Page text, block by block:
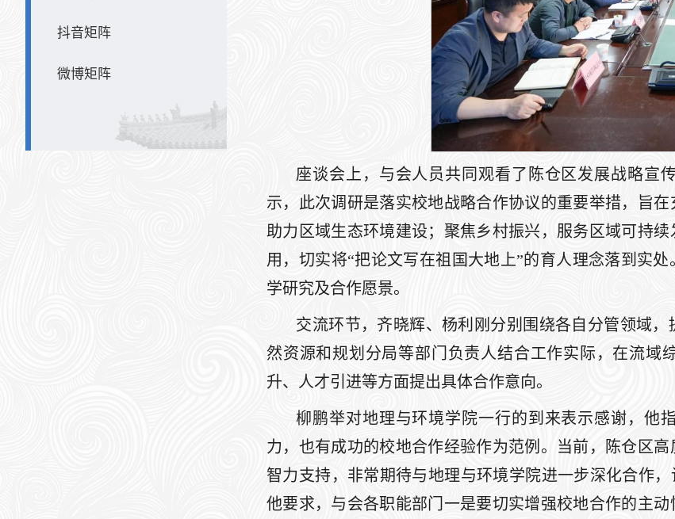
抖音矩阵
微博矩阵
座谈会上，与会人员共同观看了陈仓区发展战略宣
示，此次调研是落实校地战略合作协议的重要举措，旨
助力区域生态环境建设；聚焦乡村振兴，服务区域可持
用，切实将“把论文写在祖国大地上”的育人理念落到实
学研究及合作愿景。
交流环节，齐晓辉、杨利刚分别围绕各自分管领域
然资源和规划分局等部门负责人结合工作实际，在流域
升、人才引进等方面提出具体合作意向。
柳鹏举对地理与环境学院一行的到来表示感谢，他
力，也有成功的校地合作经验作为范例。当前，陈仓区
智力支持，非常期待与地理与环境学院进一步深化合作，
他要求，与会各职能部门一是要切实增强校地合作的主